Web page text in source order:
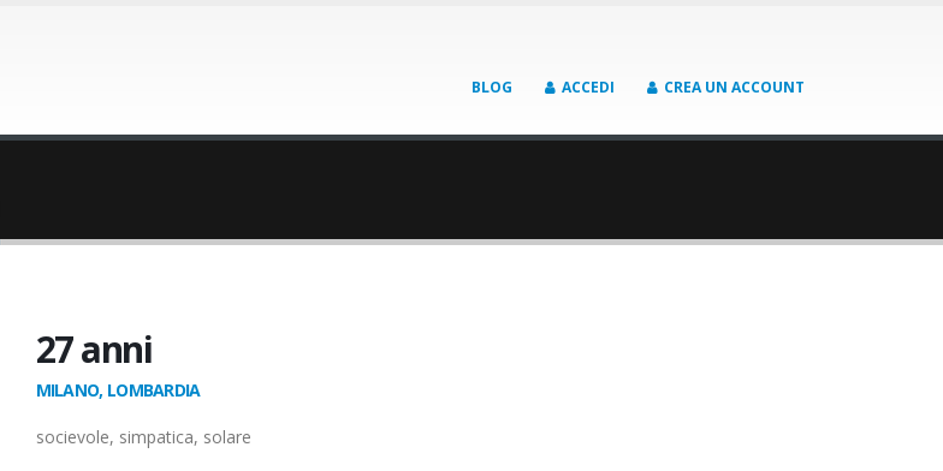
BLOG ACCEDI CREA UN ACCOUNT
27 anni
MILANO, LOMBARDIA
socievole, simpatica, solare